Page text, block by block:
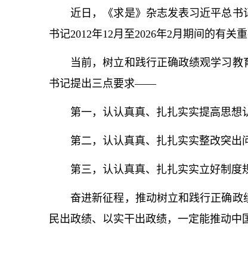
近日，《求是》杂志发表习近平总书
书记2012年12月至2026年2月期间的有关重
当前，树立和践行正确政绩观学习教
书记提出三点要求——
第一，认认真真、扎扎实实提高思想
第二，认认真真、扎扎实实整改突出
第三，认认真真、扎扎实实立好制度
奋进新征程，推动树立和践行正确
民出政绩、以实干出政绩，一定能推动中